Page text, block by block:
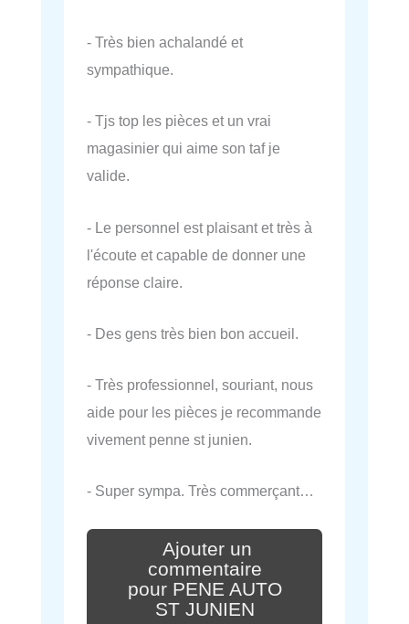
- Très bien achalandé et
sympathique.
- Tjs top les pièces et un vrai
magasinier qui aime son taf je
valide.
- Le personnel est plaisant et très à
l'écoute et capable de donner une
réponse claire.
- Des gens très bien bon accueil.
- Très professionnel, souriant, nous
aide pour les pièces je recommande
vivement penne st junien.
- Super sympa. Très commerçant…
Ajouter un
commentaire
pour PENE AUTO
ST JUNIEN